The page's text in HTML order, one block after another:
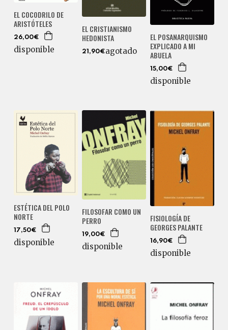
EL COCODRILO DE
ARISTÓTELES
26,00€
disponible
EL CRISTIANISMO
HEDONISTA
21,90€agotado
EL POSANARQUISMO
EXPLICADO A MI
ABUELA
15,00€
disponible
ESTÉTICA DEL POLO
NORTE
17,50€
disponible
FILOSOFAR COMO UN
PERRO
19,00€
disponible
FISIOLOGÍA DE
GEORGES PALANTE
16,90€
disponible